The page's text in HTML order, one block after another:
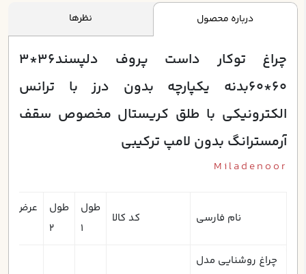
درباره محصول نظرها
چراغ توکار داست پروف دلپسند36*3
60*60بدنه يكپارچه بدون درز با ترانس
الكترونيكي با طلق كريستال مخصوص سقف
آرمسترانگ بدون لامپ ترکيبي
Miladenoor
نام فارسی کد کالا
طول
طول
2
عرض
چراغ روشنایی مدل